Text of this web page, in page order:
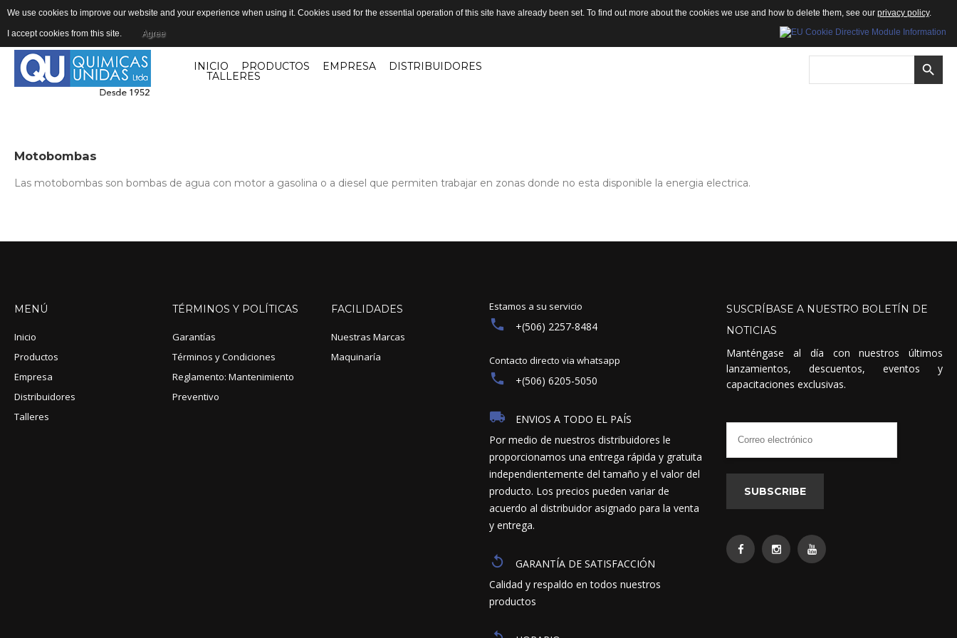
INICIO PRODUCTOS EMPRESA DISTRIBUIDORES
TALLERES
Motobombas
Las motobombas son bombas de agua con motor a gasolina o a diesel que permiten trabajar en zonas donde no esta disponible la energia electrica.
MENÚ
Inicio
Productos
Empresa
Distribuidores
Talleres
TÉRMINOS Y POLÍTICAS
Garantías
Términos y Condiciones
Reglamento: Mantenimiento
Preventivo
FACILIDADES
Nuestras Marcas
Maquinaría
Estamos a su servicio
+(506) 2257-8484
Contacto directo via whatsapp
+(506) 6205-5050
ENVIOS A TODO EL PAÍS
Por medio de nuestros distribuidores le
proporcionamos una entrega rápida y gratuita
independientemente del tamaño y el valor del
producto. Los precios pueden variar de
acuerdo al distribuidor asignado para la venta
y entrega.
GARANTÍA DE SATISFACCIÓN
Calidad y respaldo en todos nuestros
productos
SUSCRÍBASE A NUESTRO BOLETÍN DE
NOTICIAS
Manténgase al día con nuestros últimos
lanzamientos, descuentos, eventos y
capacitaciones exclusivas.
SUBSCRIBE
We use cookies to improve our website and your experience when using it. Cookies used for the essential operation of this site have already been set. To find out more about the cookies we use and how to delete them, see our privacy policy.
I accept cookies from this site. Agree